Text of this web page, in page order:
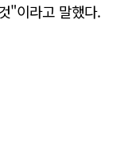
"이라고 말했다.